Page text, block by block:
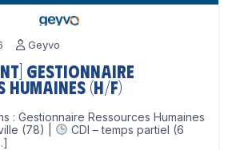
Geyvo
Gestionnaire
(H/F)
: Gestionnaire Ressources Humaines
(78) |
CDI – temps partiel (6